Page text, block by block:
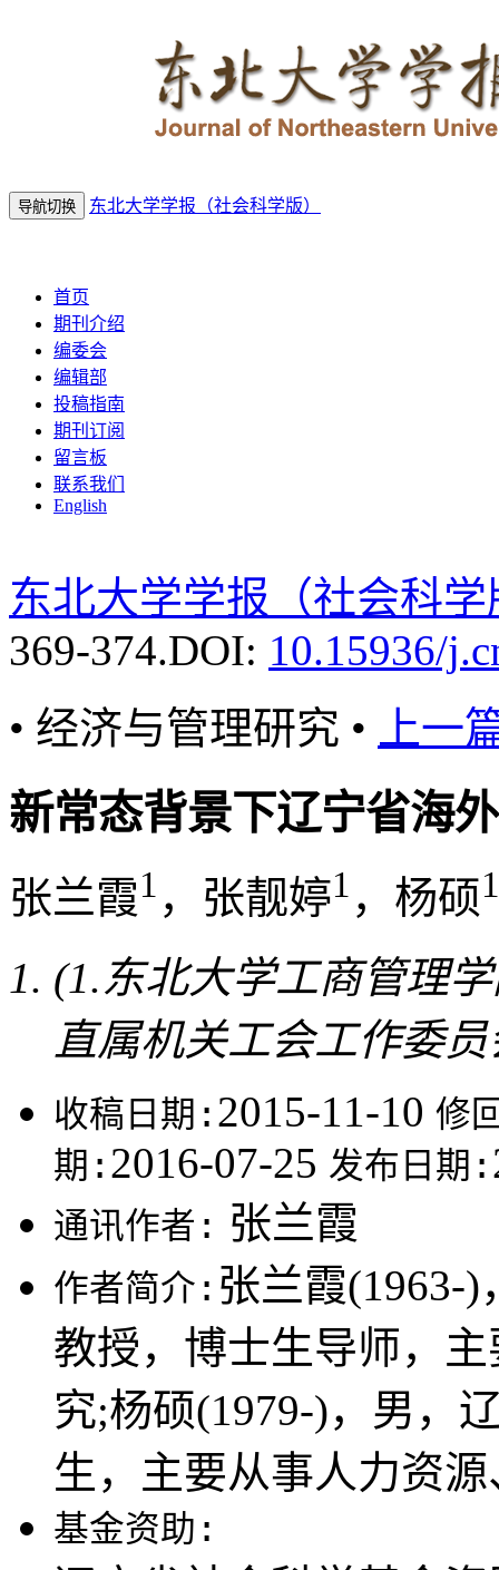
导航切换 东北大学学报（社会科学版）
首页
期刊介绍
编委会
编辑部
投稿指南
期刊订阅
留言板
联系我们
English
东北大学学报（社会科学
369-374.DOI: 10.15936/
• 经济与管理研究 •
上一
新常态背景下辽宁省海
张兰霞1 ，张靓婷1 ，杨硕
(1.东北大学工商管理
直属机关工会工作委
收稿日期: 2015-11-10 修
期: 2016-07-25 发布日期:
通讯作者: 张兰霞
作者简介: 张兰霞(1963-
教授，博士生导师，
究;杨硕(1979-)，男，
生，主要从事人力资
基金资助: